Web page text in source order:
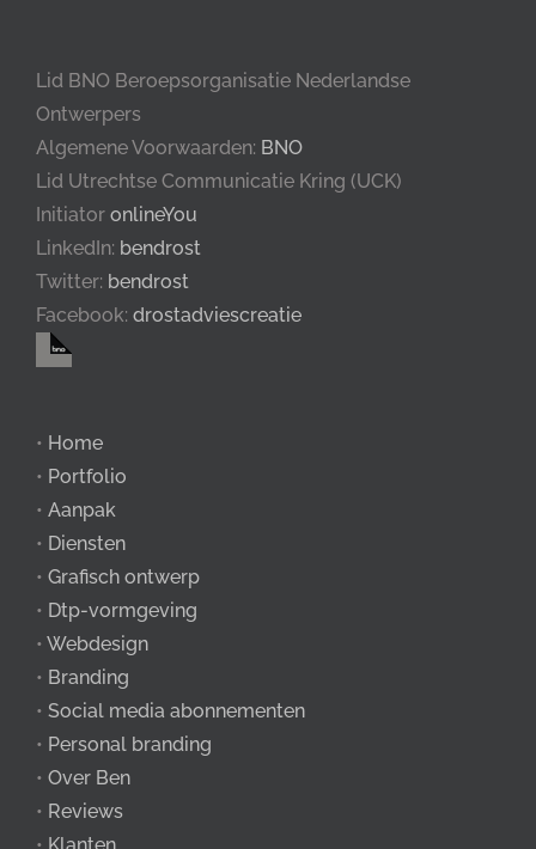
Lid BNO Beroepsorganisatie Nederlandse
Ontwerpers
Algemene Voorwaarden: BNO
Lid Utrechtse Communicatie Kring (UCK)
Initiator onlineYou
LinkedIn: bendrost
Twitter: bendrost
Facebook: drostadviescreatie
• Home
• Portfolio
• Aanpak
• Diensten
• Grafisch ontwerp
• Dtp-vormgeving
• Webdesign
• Branding
• Social media abonnementen
• Personal branding
• Over Ben
• Reviews